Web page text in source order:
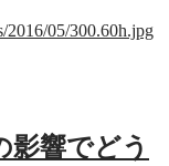
2016/05/300.60h.jpg
響でどう